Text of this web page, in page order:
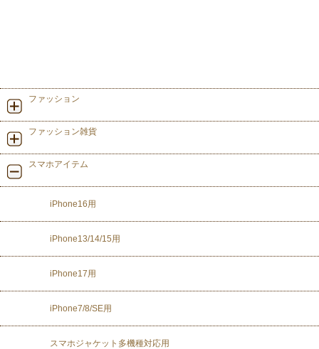
ファッション
ファッション雑貨
スマホアイテム
iPhone16用
iPhone13/14/15用
iPhone17用
iPhone7/8/SE用
スマホジャケット多機種対応用